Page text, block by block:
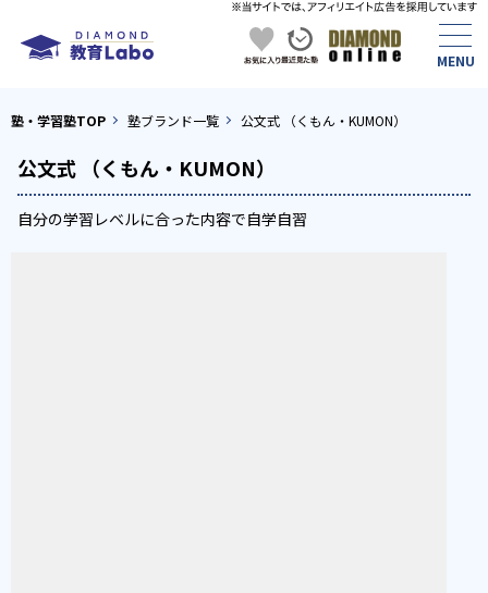
塾・学習塾TOP 塾ブランド一覧 公文式 （くもん・KUMON）
公文式 （くもん・KUMON）
自分の学習レベルに合った内容で自学自習